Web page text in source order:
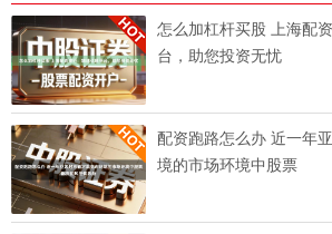
怎么加杠杆买股 上海配
台，助您投资无忧
配资跑路怎么办 近一年
境的市场环境中股票